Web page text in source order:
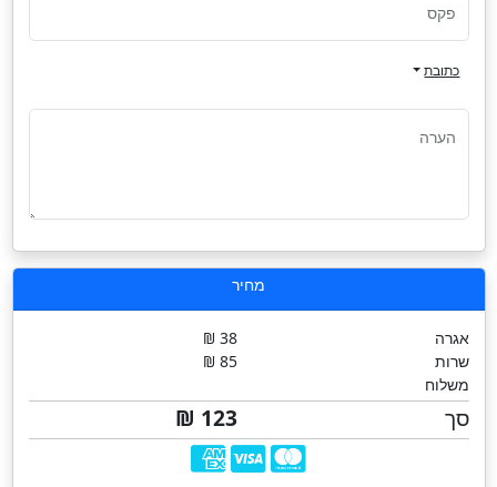
פקס
כתובת
הערה
מחיר
אגרה
38 ₪
שרות
85 ₪
משלוח
סך 123 ₪